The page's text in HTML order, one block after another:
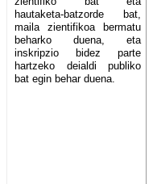
hautaketa-batzorde bat,
maila zientifikoa bermatu
beharko duena, eta
inskripzio bidez parte
hartzeko deialdi publiko
bat egin behar duena.